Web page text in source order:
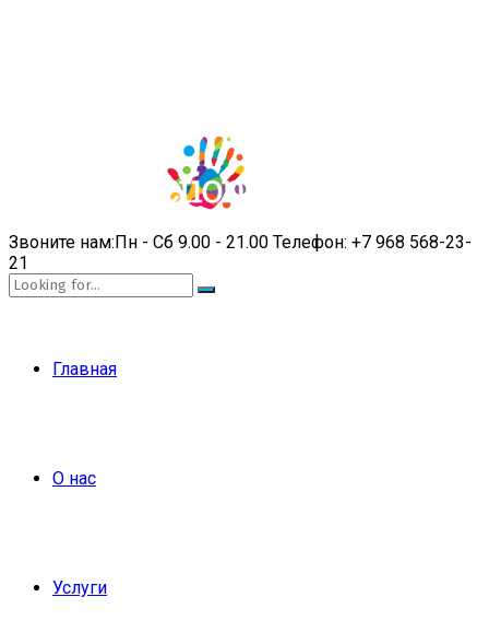
Звоните нам:Пн - Сб 9.00 - 21.00 Телефон: +7 968 568-23-
21
Главная
О нас
Услуги